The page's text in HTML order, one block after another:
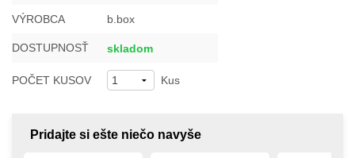
VÝROBCA b.box
DOSTUPNOSŤ skladom
POČET KUSOV Kus
Pridajte si ešte niečo navyše